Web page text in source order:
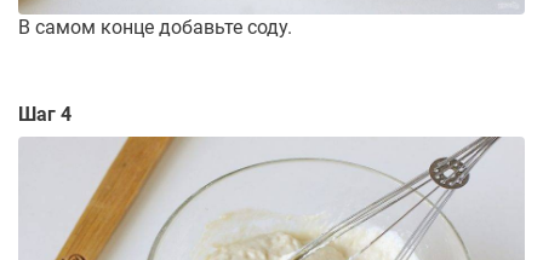
В самом конце добавьте соду.
Шаг 4